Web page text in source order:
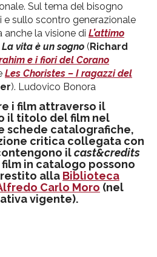
Sul tema del bisogno
e sullo scontro generazionale
anche la visione di L’attimo
La vita è un sogno (Richard
e i fiori del Corano
Les Choristes – I ragazzi del
). Ludovico Bonora
i film attraverso il
il titolo del film nel
schede catalografiche,
critica collegata con
ilcast&credits
film in catalogo possono
alla Biblioteca
Carlo Moro (nel
vigente).